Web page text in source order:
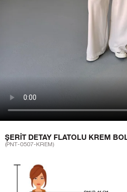
ŞERIT DETAY FLATOLU KREM
(PNT-0507-KREM)